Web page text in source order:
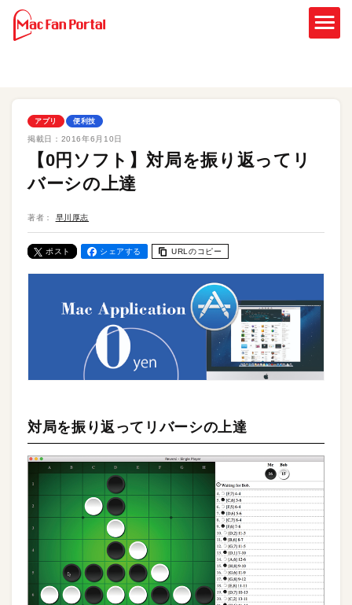
アプリ 便利技
掲載日： 2016年6月10日
【0円ソフト】対局を振り返ってリ
バーシの上達
著者： 早川厚志
ポスト シェアする URLのコピー
対局を振り返ってリバーシの上達